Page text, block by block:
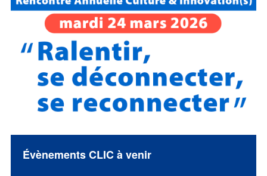
Évènements CLIC à venir